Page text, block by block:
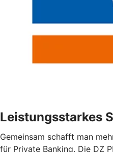
Leistungsstarkes
Gemeinsam schafft man
für Private Banking. Die DZ